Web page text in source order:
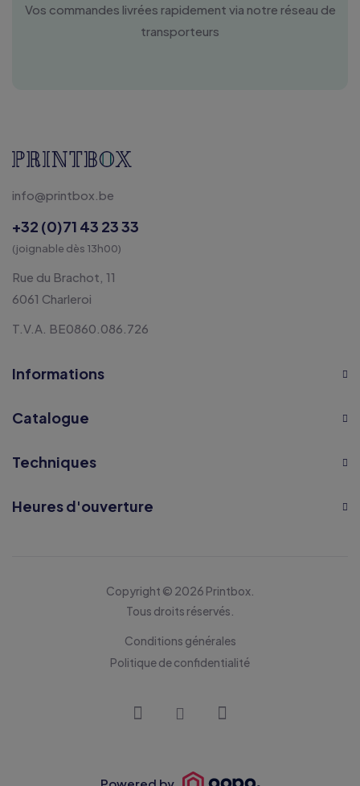
Vos commandes livrées rapidement via notre réseau de
transporteurs
info@printbox.be
+32 (0)71 43 23 33
(joignable dès 13h00)
Rue du Brachot, 11
6061 Charleroi
T.V.A. BE0860.086.726
Informations
Catalogue
Techniques
Heures d'ouverture
Copyright © 2026 Printbox.
Tous droits réservés.
Conditions générales
Politique de confidentialité